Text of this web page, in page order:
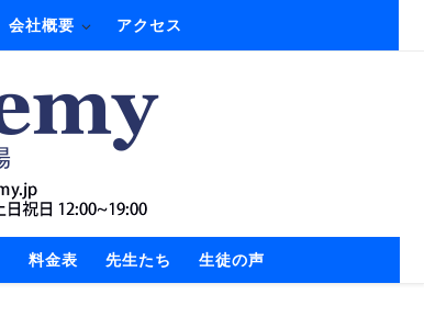
会社概要 アクセス
料金表 先生たち 生徒の声